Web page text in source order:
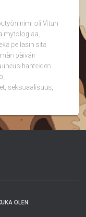
nimi oli Vitun
mytologiaa,
peilasin sitä
päivän
seksuaalisuus,
OLEN